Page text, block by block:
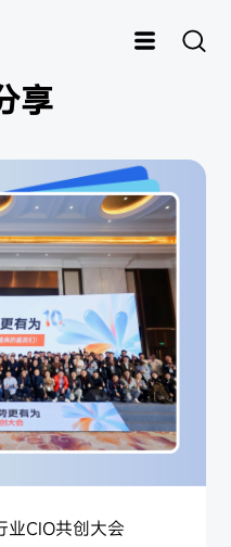
男装 快时尚
童装
鞋子 样衣
样衣管理
享
业CIO共创大会